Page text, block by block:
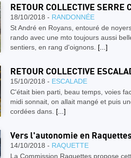
RETOUR COLLECTIVE SERRE
18/10/2018 - RANDONNÉE
St André en Royans, entouré de
rando avec une mto toujours aussi
sentiers, en rang d'oignons. [...]
RETOUR COLLECTIVE
15/10/2018 - ESCALADE
C'était bien parti, beau temps, voies
midi sonnait, on allait mangé et puis
cordées dans. [...]
Vers l'autonomie en
14/10/2018 - RAQUETTE
La Commission Raquettes propose